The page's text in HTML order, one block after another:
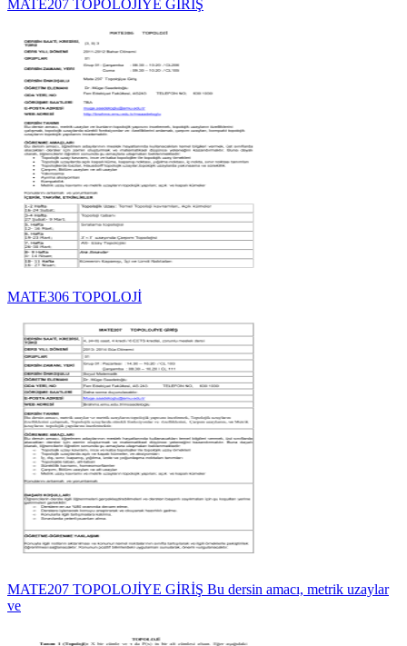
MATE207 TOPOLOJİYE GİRİŞ
MATE306 TOPOLOJİ
MATE207 TOPOLOJİYE GİRİŞ Bu dersin amacı, metrik uzaylar
ve